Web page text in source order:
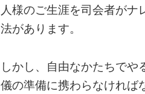
人様のご生涯を司会者が
法があります。
しかし、自由なかたちで
儀の準備に携わらなければ